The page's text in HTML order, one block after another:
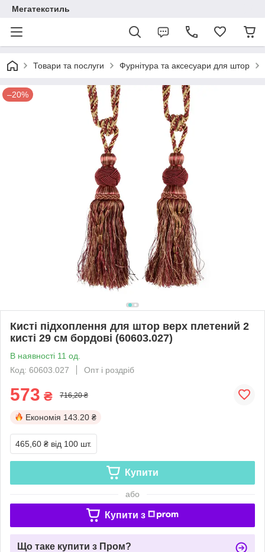
Мегатекстиль
Товари та послуги Фурнітура та аксесуари для штор
–20%
Кисті підхоплення для штор верх плетений 2
кисті 29 см бордові (60603.027)
В наявності 11 од.
Код: 60603.027
Опт і роздріб
573 ₴ 716,20 ₴
Економія 143.20 ₴
465,60 ₴ від 100 шт.
Купити
або
Купити з
Що таке купити з Пром?